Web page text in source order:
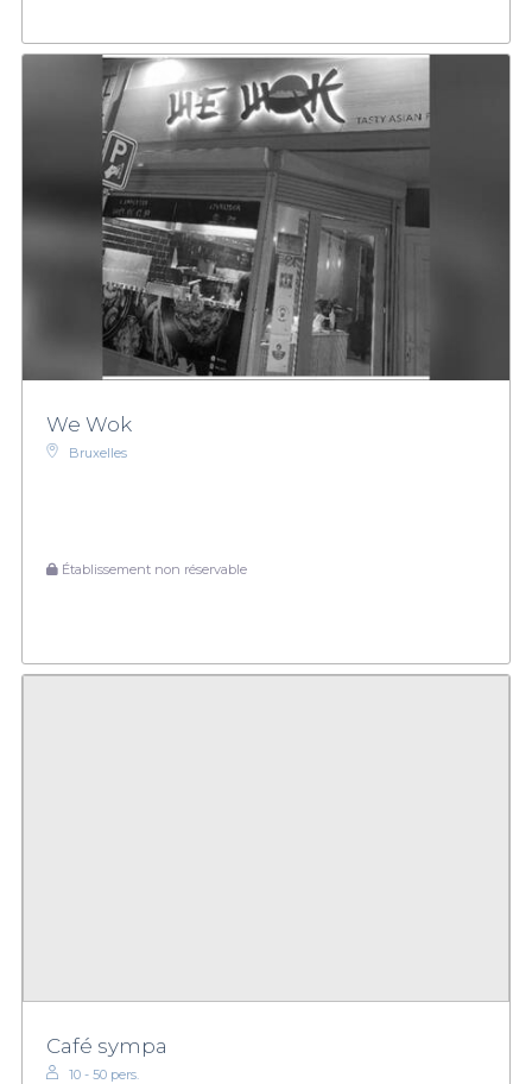
We Wok
Bruxelles
Établissement non réservable
Café sympa
10 - 50 pers.